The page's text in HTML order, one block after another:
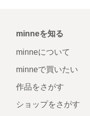
minneを知る
minneについて
minneで買いたい
作品をさがす
ショップをさがす